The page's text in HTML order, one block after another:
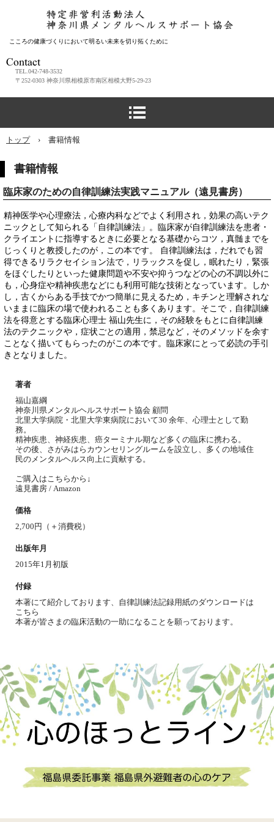
こころの健康づくりにおいて明るい未来を切り拓くために
TEL.042-748-3532
〒252-0303 神奈川県相模原市南区相模大野5-29-23
トップ › 書籍情報
書籍情報
臨床家のための自律訓練法実践マニュアル（遠見書房）
精神医学や心理療法，心療内科などでよく利用され，効果の高いテク
ニックとして知られる「自律訓練法」。臨床家が自律訓練法を患者・
クライエントに指導するときに必要となる基礎からコツ，真髄までを
じっくりと教授したのが，この本です。 自律訓練法は，だれでも習
得できるリラクセイション法で，リラックスを促し，眠れたり，緊張
をほぐしたりといった健康問題や不安や抑うつなどの心の不調以外に
も，心身症や精神疾患などにも利用可能な技術となっています。しか
し，古くからある手技でかつ簡単に見えるため，キチンと理解されな
いままに臨床の場で使われることも多くあります。そこで，自律訓練
法を得意とする臨床心理士 福山先生に，その経験をもとに自律訓練
法のテクニックや，症状ごとの適用，禁忌など，そのメソッドを余す
ことなく描いてもらったのがこの本です。臨床家にとって必読の手引
きとなりました。
著者
福山嘉綱
神奈川県メンタルヘルスサポート協会 顧問
北里大学病院・北里大学東病院において30 余年、心理士として勤
務。
精神疾患、神経疾患、癌ターミナル期など多くの臨床に携わる。
その後、さがみはらカウンセリングルームを設立し、多くの地域住
民のメンタルヘルス向上に貢献する。
ご購入はこちらから↓
遠見書房 / Amazon
価格
2,700円（＋消費税）
出版年月
2015年1月初版
付録
本著にて紹介しております、自律訓練法記録用紙のダウンロードは
こちら
本著が皆さまの臨床活動の一助になることを願っております。